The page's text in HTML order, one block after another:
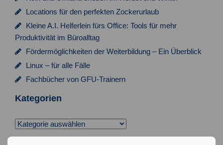
Locations für den perfekten Zockerurlaub
Kleine A.I. Helferlein fürs Office: Tools für mehr
Produktivität im Büroalltag
Fördermöglichkeiten der Weiterbildung – Ein Überblick
Linux – für alle Fälle
Fachbücher von GFU-Trainern
Kategorien
Kategorien